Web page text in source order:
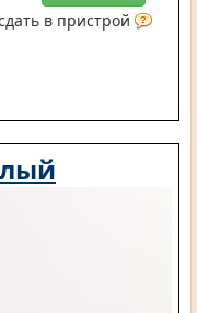
в пристрой